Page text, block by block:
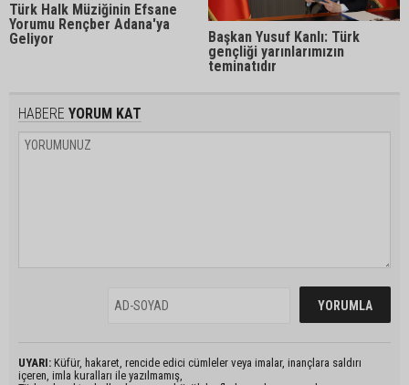
Türk Halk Müziğinin Efsane
Yorumu Rençber Adana'ya
Geliyor
Başkan Yusuf Kanlı: Türk
gençliği yarınlarımızın
teminatıdır
HABERE YORUM KAT
UYARI: Küfür, hakaret, rencide edici cümleler veya imalar, inançlara saldırı
içeren, imla kuralları ile yazılmamış,